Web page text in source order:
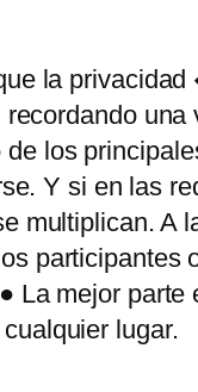
la
los
Y si en las
multiplican.
La mejor
lugar.